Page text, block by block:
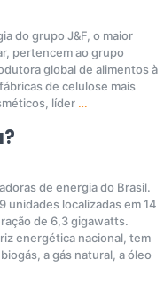
do grupo J&F, o maior
pertencem ao grupo
global de alimentos à
de celulose mais
líder …
de energia do Brasil.
unidades localizadas em 14
de 6,3 gigawatts.
energética nacional, tem
a gás natural, a óleo